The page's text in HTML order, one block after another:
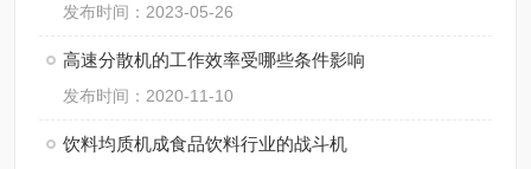
发布时间：2023-05-26
高速分散机的工作效率受哪些条件影响
发布时间：2020-11-10
饮料均质机成食品饮料行业的战斗机